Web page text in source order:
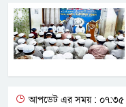
আপডেট এর সময় : ০৭:৩৫